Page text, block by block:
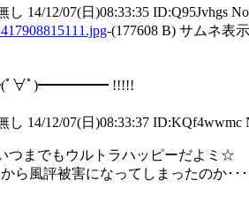
し 14/12/07(日)08:33:35 ID:Q95Jvhgs
-(177608 B) サムネ表
∀ﾟ)━━━━━ !!!!!
し 14/12/07(日)08:33:37 ID:KQf4wwmc
つまでもウルトラハッピーだよミ☆
ら風評被害になってしまったのか･･